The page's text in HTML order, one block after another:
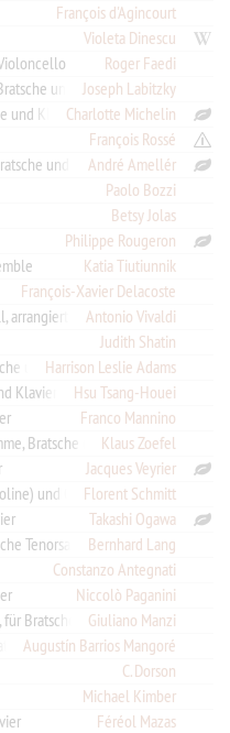
François d'Agincourt
Violeta Dinescu
Roger Faedi
und Klavier
Joseph Labitzky
und KlavierCharlotte Michelin
François Rossé
und KlavierAndré Amellér
Paolo Bozzi
Betsy Jolas
Philippe Rougeron
Katia Tiutiunnik
François-Xavier Delacoste
L'estro armonico, op. 3, Nr. 8, Concerto a-moll, arrangiert für 2 Bratschen und Klavier
Antonio Vivaldi
Judith Shatin
und Klavier
Harrison Leslie Adams
Klavier
Hsu Tsang-Houei
Franco Mannino
Lâ trûren varn (Lass Trübsal fahren), für Stimme, Bratsche (Violine) und Klavier
Klaus Zoefel
Jacques Veyrier
und OrchesterFlorent Schmitt
Takashi Ogawa
La Bas à S., für tiefes Orchester, zwei solistische Tenorsaxophone und Solo-Viola
Bernhard Lang
Constanzo Antegnati
Niccolò Paganini
für Bratsche und Klavier
Giuliano Manzi
Augustín Barrios Mangoré
C. Dorson
Michael Kimber
Féréol Mazas